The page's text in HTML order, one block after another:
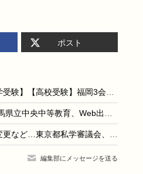
ポスト
【小学校受験】【中学受験】【高校受験】福岡3会場「私立小中高校展」8/22-23
【中学受験2027】群馬県立中央中等教育、Web出願登録11/16より
品川女子学院の定員変更など…東京都私学審議会、10件を認可
編集部にメッセージを送る